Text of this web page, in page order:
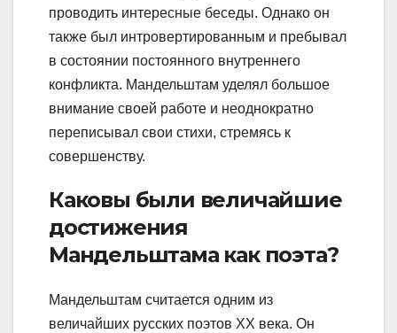
проводить интересные беседы. Однако он
также был интровертированным и пребывал
в состоянии постоянного внутреннего
конфликта. Мандельштам уделял большое
внимание своей работе и неоднократно
переписывал свои стихи, стремясь к
совершенству.
Каковы были величайшие
достижения
Мандельштама как поэта?
Мандельштам считается одним из
величайших русских поэтов XX века. Он